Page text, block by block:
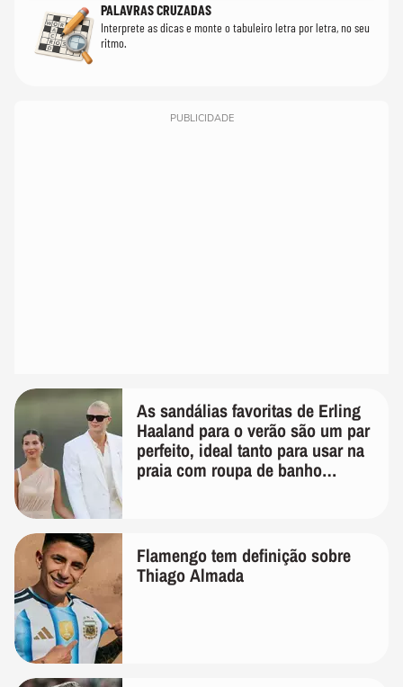
PALAVRAS CRUZADAS
Interprete as dicas e monte o tabuleiro letra por letra, no seu
ritmo.
PUBLICIDADE
As sandálias favoritas de Erling
Haaland para o verão são um par
perfeito, ideal tanto para usar na
praia com roupa de banho
Flamengo tem definição sobre
Thiago Almada